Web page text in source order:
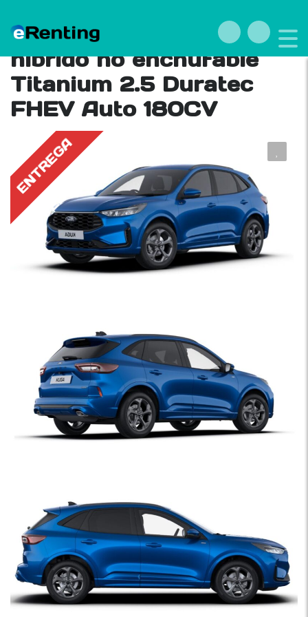
Renting Ford Kuga
híbrido no enchufable
Titanium 2.5 Duratec
FHEV Auto 180CV
E
N
T
R
E
G
A
F
E
B
R
E
R
O